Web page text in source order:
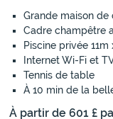
Grande maison
Cadre champêtre
Piscine privée 11m
Internet Wi-Fi et
Tennis de table
À 10 min de la
À partir de 601 £